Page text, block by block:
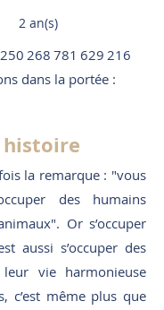
2 an(s)
250 268 781 629 216
dans la portée :
histoire
la remarque : "vous
des humains
Or s’occuper
aussi s’occuper des
vie harmonieuse
c’est même plus que